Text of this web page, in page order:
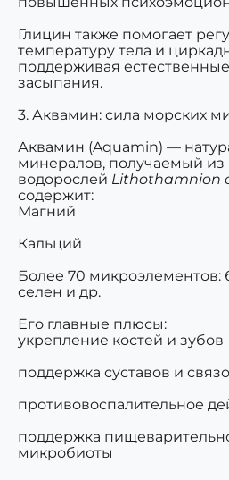
Глицин также помогает
температуру тела и
поддерживая
засыпания.
3. Аквамин: сила морских
Аквамин (Aquamin) —
минералов, получаемый из
водорослей Lithothamnion
содержит:
Магний
Кальций
Более 70 микроэлементов:
селен и др.
Его главные плюсы:
укрепление костей и зубов
поддержка суставов и
противовоспалительное
поддержка
микробиоты